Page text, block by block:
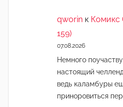
qworin к Комикс
159)
07.08.2026
Немного
настоящий
ведь каламбуры
приноровиться